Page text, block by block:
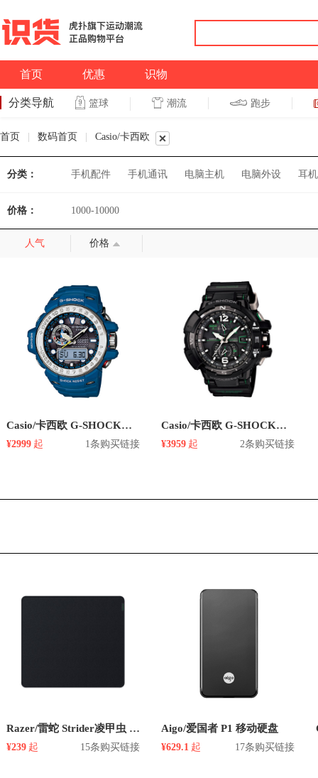
首页 优惠 识物
分类导航 篮球 潮流 跑步
首页 数码首页 Casio/卡西欧
分类： 手机配件 手机通讯 电脑主机 电脑外设 耳
价格： 1000-10000
人气 价格
Casio/卡西欧 G-SHOCK系列 GWN-1000 光动能石英男表
¥2999 起 1条购买链接
Casio/卡西欧 G-SHOCK系列 GW-A1100 光动能石英男表
¥3959 起 2条购买链接
Razer/雷蛇 Strider凌甲虫 鼠标垫
¥239 起 15条购买链接
Aigo/爱国者 P1 移动硬盘
¥629.1 起 17条购买链接